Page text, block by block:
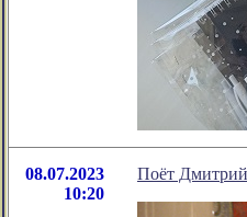
08.07.2023
10:20
Поёт